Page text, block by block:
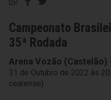
Campeonato
35ª Rodada
Arena Vozão (Castelão)
31 de Outubro de 2022 às
cearense)